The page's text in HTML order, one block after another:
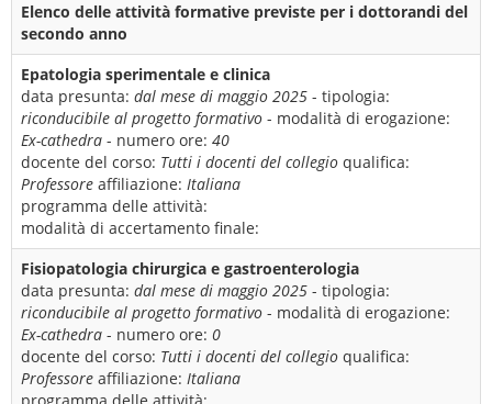
Elenco delle attività formative previste per i dottorandi del
secondo anno
Epatologia sperimentale e clinica
data presunta: dal mese di maggio 2025 - tipologia:
riconducibile al progetto formativo - modalità di erogazione:
Ex-cathedra - numero ore: 40
docente del corso: Tutti i docenti del collegio qualifica:
Professore affiliazione: Italiana
programma delle attività:
modalità di accertamento finale:
Fisiopatologia chirurgica e gastroenterologia
data presunta: dal mese di maggio 2025 - tipologia:
riconducibile al progetto formativo - modalità di erogazione:
Ex-cathedra - numero ore: 0
docente del corso: Tutti i docenti del collegio qualifica:
Professore affiliazione: Italiana